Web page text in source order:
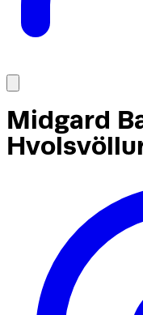
Midgard